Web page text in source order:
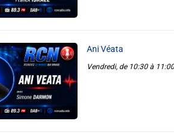
Ani Véata
Vendredi, de 10:30 à 11:00